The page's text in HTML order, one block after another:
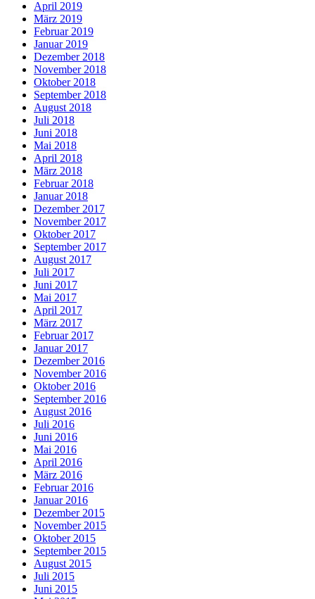
April 2019
März 2019
Februar 2019
Januar 2019
Dezember 2018
November 2018
Oktober 2018
September 2018
August 2018
Juli 2018
Juni 2018
Mai 2018
April 2018
März 2018
Februar 2018
Januar 2018
Dezember 2017
November 2017
Oktober 2017
September 2017
August 2017
Juli 2017
Juni 2017
Mai 2017
April 2017
März 2017
Februar 2017
Januar 2017
Dezember 2016
November 2016
Oktober 2016
September 2016
August 2016
Juli 2016
Juni 2016
Mai 2016
April 2016
März 2016
Februar 2016
Januar 2016
Dezember 2015
November 2015
Oktober 2015
September 2015
August 2015
Juli 2015
Juni 2015